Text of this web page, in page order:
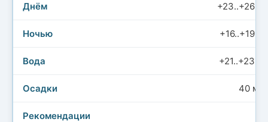
+23..+26°C
+16..+19°C
+21..+23°C
40 мм